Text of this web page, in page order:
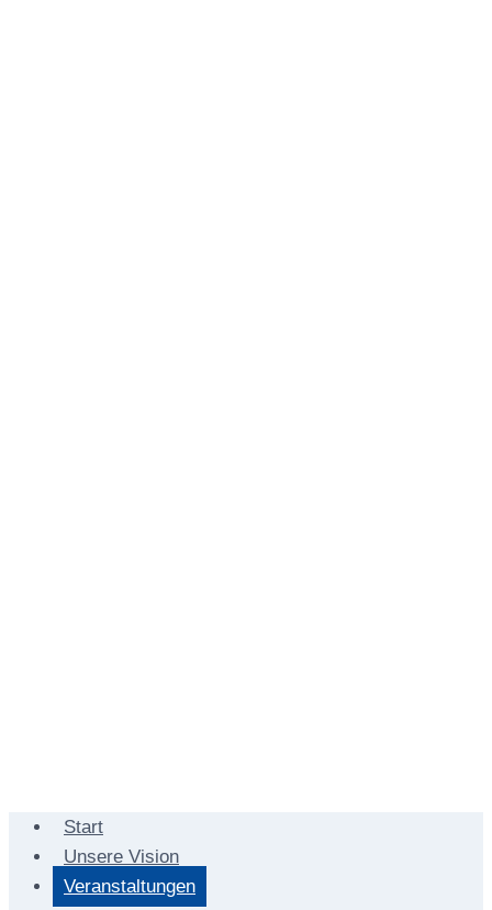
Start
Unsere Vision
Veranstaltungen